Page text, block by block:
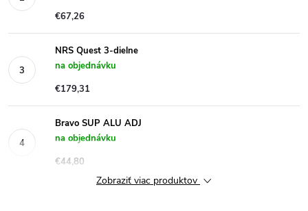
€67,26
NRS Quest 3-dielne
na objednávku
€179,31
Bravo SUP ALU ADJ
na objednávku
€44,80
Zobraziť viac produktov